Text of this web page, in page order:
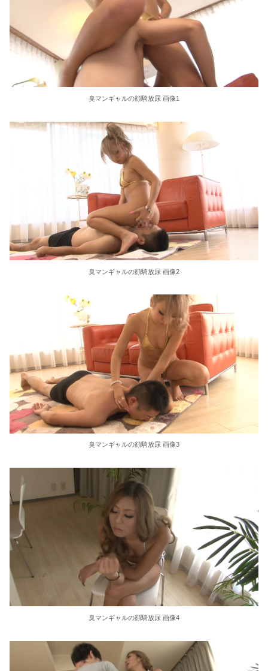
【AIリマスター】巨乳フルーツ
お尻です！女性のお尻をじっくりしっかりご覧下さいｗｗｗ
【悲報】 味噌ラーメンで行列、出来ない
【AIリマスター】レズ病棟 8
【悲報】17歳で無期懲役になった奴、怖いwww
【確かに】カズレーザー、車の任意保険を巡り持論「強制しろよ！」「保険にも入れないヤツは運転すんなよ」
邦キチ、 あの「新劇場版☆ケロロ軍曹」回
【AIリマスター】超高級美少女レズ・ソープ嬢7 白鳥さくら
【AIリマスター】超勃起 睾丸マッサージ姫 2 坂下麻衣
【AIリマスター】レズ奴●5 溺れゆく女教師
【ポケモン】シロナのエロ画像まとめ 4
夏だしオススメのホラー映画、おしえて
【速報】レインボー池田、佐藤佳奈アナと結婚発表きたああああ
東大教授「今は織田信長は天才ではなく凡人だったという説が強いがそれは違うと思う」
激しく揺れる小さな胸が愛おしくてたまらない
松居一代 画像36枚【ヌード】
臭マンギャルの顔騎放尿 画像1
臭マンギャルの顔騎放尿 画像2
臭マンギャルの顔騎放尿 画像3
臭マンギャルの顔騎放尿 画像4